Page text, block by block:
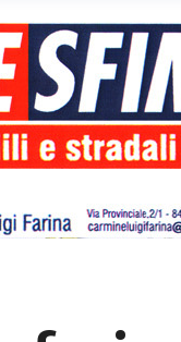
presenze e il
49enne arrestato nel
di Sala Consilina. Vince